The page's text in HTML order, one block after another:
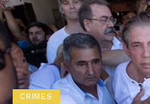
CRIMES